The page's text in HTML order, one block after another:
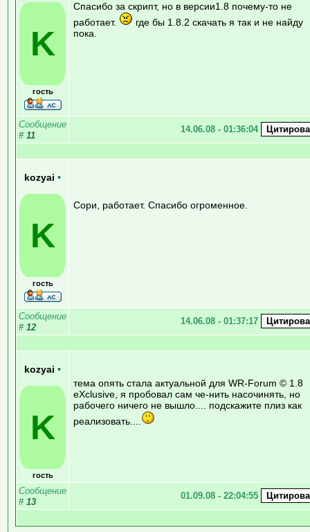
K
гость
Спасибо за скрипт, но в версии1.8 почему-то не
работает.
где бы 1.8.2 скачать я так и не найду
пока.
Сообщение
# 11
14.06.08 - 01:36:04
kozyai •
K
гость
Сори, работает. Спасибо огроменное.
Сообщение
# 12
14.06.08 - 01:37:17
kozyai •
K
гость
тема опять стала актуальной для WR-Forum © 1.8
eXclusive, я пробовал сам че-нить насочинять, но
рабочего ничего не вышло.... подскажите плиз как
реализовать....
Сообщение
# 13
01.09.08 - 22:04:55